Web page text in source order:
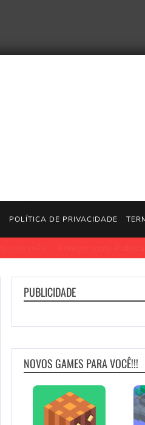
POLÍTICA DE PRIVACIDADE
Polygon.com. Publicado 7 de julho
PUBLICIDADE
NOVOS GAMES PARA VOCÊ!!!